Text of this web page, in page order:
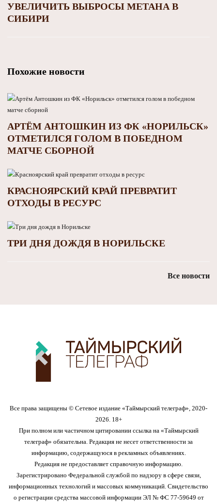
УВЕЛИЧИТЬ ВЫБРОСЫ МЕТАНА В
СИБИРИ
Похожие новости
АРТЁМ АНТОШКИН ИЗ ФК «НОРИЛЬСК»
ОТМЕТИЛСЯ ГОЛОМ В ПОБЕДНОМ
МАТЧЕ СБОРНОЙ
КРАСНОЯРСКИЙ КРАЙ ПРЕВРАТИТ
ОТХОДЫ В РЕСУРС
ТРИ ДНЯ ДОЖДЯ В НОРИЛЬСКЕ
Все новости
Все права защищены © Сетевое издание «Таймырский телеграф», 2020-
2026. 18+
При полном или частичном цитировании ссылка на «Таймырский
телеграф» обязательна. Редакция не несет ответственности за
информацию, содержащуюся в рекламных объявлениях.
Редакция не предоставляет справочную информацию.
Зарегистрировано Федеральной службой по надзору в сфере связи,
информационных технологий и массовых коммуникаций. Свидетельство
о регистрации средства массовой информации ЭЛ № ФС 77-59649 от